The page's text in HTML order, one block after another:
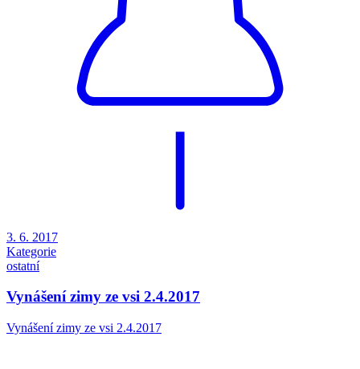
3. 6. 2017
Kategorie
ostatní
Vynášení zimy ze vsi 2.4.2017
Vynášení zimy ze vsi 2.4.2017